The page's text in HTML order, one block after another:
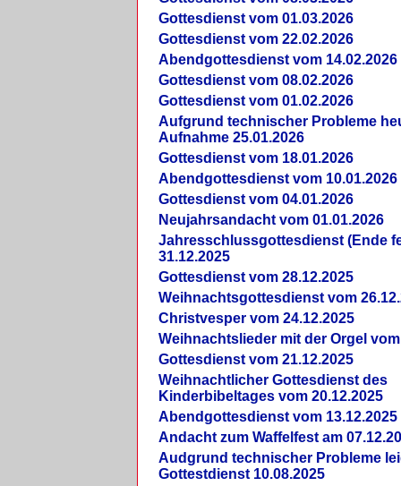
Gottesdienst vom 01.03.2026
Gottesdienst vom 22.02.2026
Abendgottesdienst vom 14.02.2026
Gottesdienst vom 08.02.2026
Gottesdienst vom 01.02.2026
Aufgrund technischer Probleme
Aufnahme 25.01.2026
Gottesdienst vom 18.01.2026
Abendgottesdienst vom 10.01.2026
Gottesdienst vom 04.01.2026
Neujahrsandacht vom 01.01.2026
Jahresschlussgottesdienst (Ende
31.12.2025
Gottesdienst vom 28.12.2025
Weihnachtsgottesdienst vom
Christvesper vom 24.12.2025
Weihnachtslieder mit der Orgel vom
Gottesdienst vom 21.12.2025
Weihnachtlicher Gottesdienst des
Kinderbibeltages vom 20.12.2025
Abendgottesdienst vom 13.12.2025
Andacht zum Waffelfest am
Audgrund technischer Probleme
Gottestdienst 10.08.2025